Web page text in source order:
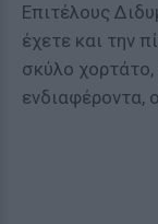
Επιτέλους
έχετε και την
σκύλο
ενδιαφέροντα,